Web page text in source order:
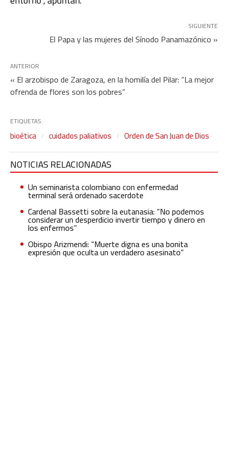
SIGUIENTE
El Papa y las mujeres del Sínodo Panamazónico »
ANTERIOR
« El arzobispo de Zaragoza, en la homilía del Pilar: “La mejor
ofrenda de flores son los pobres”
ETIQUETAS:
bioética cuidados paliativos Orden de San Juan de Dios
NOTICIAS RELACIONADAS
Un seminarista colombiano con enfermedad
terminal será ordenado sacerdote
Cardenal Bassetti sobre la eutanasia: “No podemos
considerar un desperdicio invertir tiempo y dinero en
los enfermos”
Obispo Arizmendi: “Muerte digna es una bonita
expresión que oculta un verdadero asesinato”